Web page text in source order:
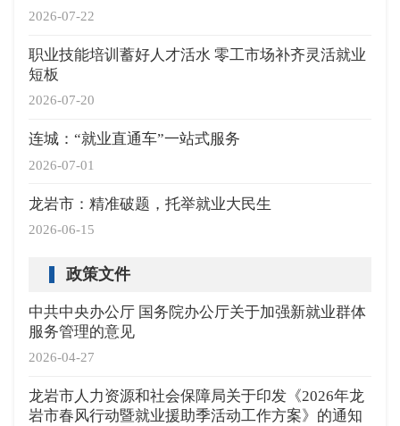
2026-07-22
2026-07-20
职业技能培训蓄好人才活水 零工市场补齐灵活就业
短板
2026-07-01
连城：“就业直通车”一站式服务
2026-06-15
龙岩市：精准破题，托举就业大民生
政策文件
2026-04-27
中共中央办公厅 国务院办公厅关于加强新就业群体
服务管理的意见
龙岩市人力资源和社会保障局关于印发《2026年龙
岩市春风行动暨就业援助季活动工作方案》的通知